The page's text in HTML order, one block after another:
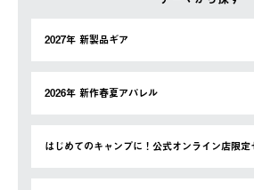
2027年 新製品ギア
2026年 新作春夏アパレル
はじめてのキャンプに！公式オンライン店限定